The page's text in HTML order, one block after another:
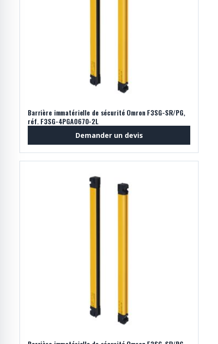
Barrière immatérielle de sécurité Omron F3SG-SR/PG,
réf. F3SG-4PGA0670-2L
Demander un devis